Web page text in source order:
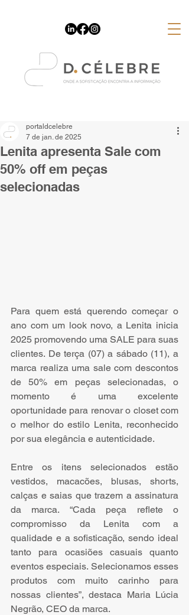
Lenita apresenta Sale com
50% off em peças
selecionadas
portaldcelebre
7 de jan. de 2025
Para quem está querendo começar o
ano com um look novo, a Lenita inicia
2025 promovendo uma SALE para suas
clientes. De terça (07) a sábado (11), a
marca realiza uma sale com descontos
de 50% em peças selecionadas, o
momento é uma excelente
oportunidade para renovar o closet com
o melhor do estilo Lenita, reconhecido
por sua elegância e autenticidade.
Entre os itens selecionados estão
vestidos, macacões, blusas, shorts,
calças e saias que trazem a assinatura
da marca. “Cada peça reflete o
compromisso da Lenita com a
qualidade e a sofisticação, sendo ideal
tanto para ocasiões casuais quanto
eventos especiais. Selecionamos esses
produtos com muito carinho para
nossas clientes”, destaca Maria Lúcia
Negrão, CEO da marca.